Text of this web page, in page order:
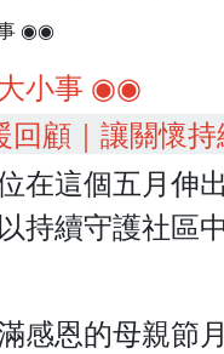
◉◉
小事 ◉◉
回顧｜讓關懷持
在這個五月伸
持續守護社區
感恩的母親節